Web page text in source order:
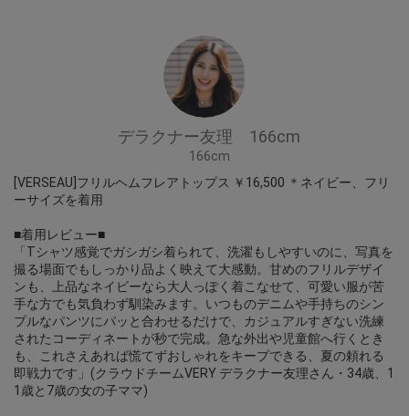
デラクナー友理 166cm
166cm
[VERSEAU]フリルヘムフレアトップス ￥16,500 ＊ネイビー、フリ
ーサイズを着用
■着用レビュー■
「Tシャツ感覚でガシガシ着られて、洗濯もしやすいのに、写真を
撮る場面でもしっかり品よく映えて大感動。甘めのフリルデザイ
ンも、上品なネイビーなら大人っぽく着こなせて、可愛い服が苦
手な方でも気負わず馴染みます。いつものデニムや手持ちのシン
プルなパンツにパッと合わせるだけで、カジュアルすぎない洗練
されたコーディネートが秒で完成。急な外出や児童館へ行くとき
も、これさえあれば慌てずおしゃれをキープできる、夏の頼れる
即戦力です」(クラウドチームVERY デラクナー友理さん・34歳、1
1歳と7歳の女の子ママ)